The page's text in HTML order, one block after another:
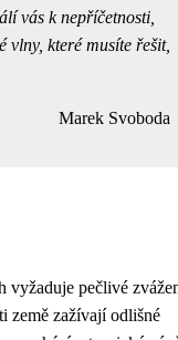
vás k nepříčetnosti,
vlny, které musíte řešit,
Marek Svoboda
vyžaduje pečlivé
země zažívají odlišné